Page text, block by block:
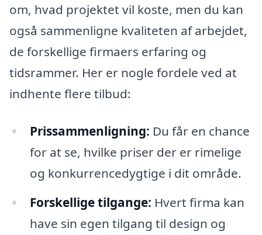
om, hvad projektet vil koste, men du kan
også sammenligne kvaliteten af arbejdet,
de forskellige firmaers erfaring og
tidsrammer. Her er nogle fordele ved at
indhente flere tilbud:
Prissammenligning: Du får en chance
for at se, hvilke priser der er rimelige
og konkurrencedygtige i dit område.
Forskellige tilgange: Hvert firma kan
have sin egen tilgang til design og